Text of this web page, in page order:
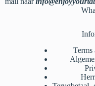
Terms